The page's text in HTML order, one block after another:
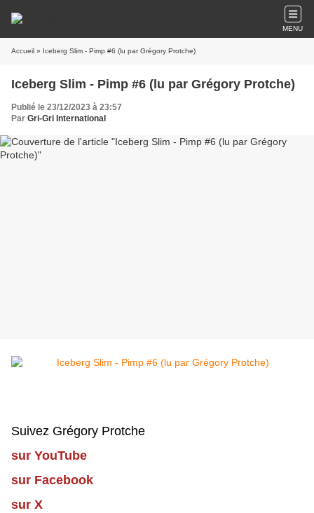
MENU
Accueil » Iceberg Slim - Pimp #6 (lu par Grégory Protche)
Iceberg Slim - Pimp #6 (lu par Grégory Protche)
Publié le 23/12/2023 à 23:57
Par Gri-Gri International
Suivez Grégory Protche
sur YouTube
sur Facebook
sur X